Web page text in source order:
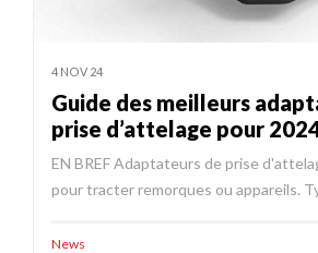
4 NOV 24
Guide des meilleurs
prise d’attelage pour
EN BREF Adaptateurs de prise
pour tracter remorques ou appareils.
News